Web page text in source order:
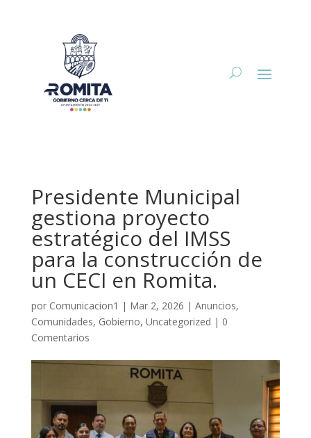
Presidente Municipal
gestiona proyecto
estratégico del IMSS
para la construcción de
un CECI en Romita.
por Comunicacion1 | Mar 2, 2026 | Anuncios,
Comunidades, Gobierno, Uncategorized | 0
Comentarios